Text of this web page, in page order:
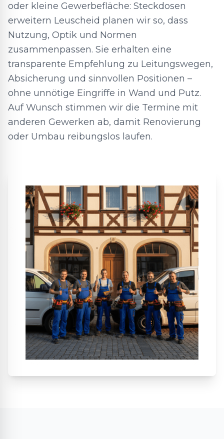
oder kleine Gewerbefläche: Steckdosen
erweitern Leuscheid planen wir so, dass
Nutzung, Optik und Normen
zusammenpassen. Sie erhalten eine
transparente Empfehlung zu Leitungswegen,
Absicherung und sinnvollen Positionen –
ohne unnötige Eingriffe in Wand und Putz.
Auf Wunsch stimmen wir die Termine mit
anderen Gewerken ab, damit Renovierung
oder Umbau reibungslos laufen.